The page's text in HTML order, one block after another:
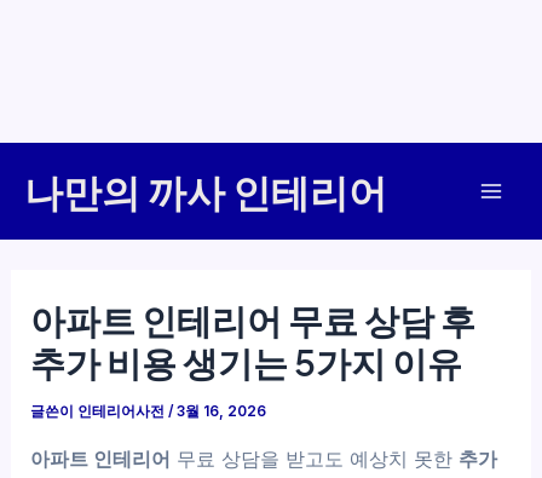
나만의 까사 인테리어
아파트 인테리어 무료 상담 후
추가 비용 생기는 5가지 이유
글쓴이 인테리어사전/3월 16, 2026
아파트 인테리어 무료 상담을 받고도 예상치 못한 추가